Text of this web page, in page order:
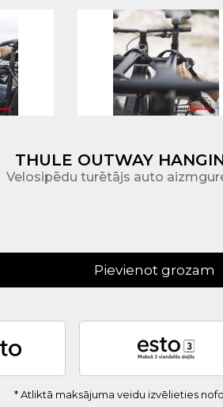
THULE OUTWAY
Velosipēdu turētājs auto
Pievienot grozam
* Atliktā maksājuma veidu izvēlieties